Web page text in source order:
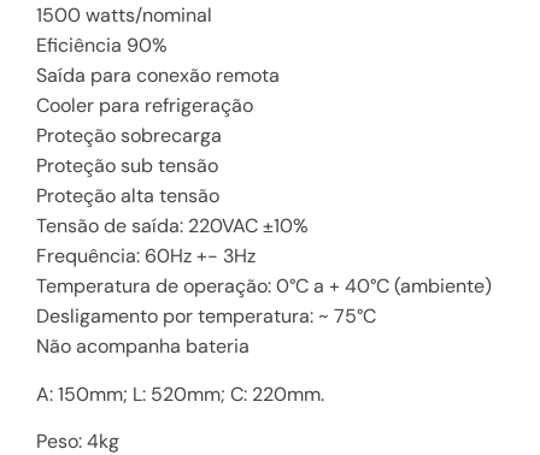
1500 watts/nominal
Eficiência 90%
Saída para conexão remota
Cooler para refrigeração
Proteção sobrecarga
Proteção sub tensão
Proteção alta tensão
Tensão de saída: 220VAC ±10%
Frequência: 60Hz +- 3Hz
Temperatura de operação: 0°C a + 40°C (ambiente)
Desligamento por temperatura: ~ 75°C
Não acompanha bateria
A: 150mm; L: 520mm; C: 220mm.
Peso: 4kg